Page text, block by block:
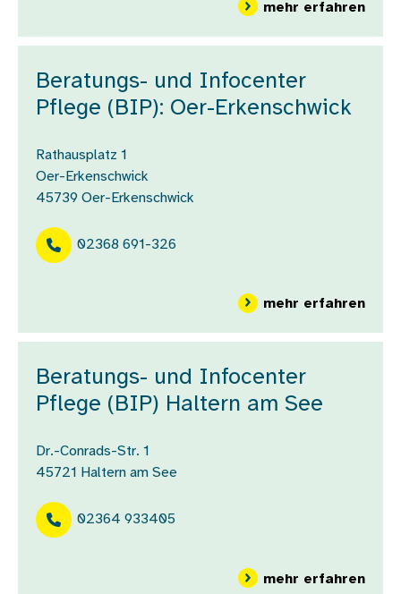
mehr erfahrenüber
Beratungs- und Infocenter
Pflege (BIP): Oer-Erkenschwick
Rathausplatz 1
Oer-Erkenschwick
45739 Oer-Erkenschwick
02368 691-326
mehr erfahrenüber
Beratungs- und Infocenter
Pflege (BIP) Haltern am See
Dr.-Conrads-Str. 1
45721 Haltern am See
02364 933405
mehr erfahrenüber